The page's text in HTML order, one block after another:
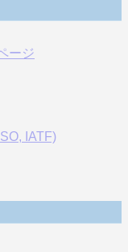
ージ
IATF)